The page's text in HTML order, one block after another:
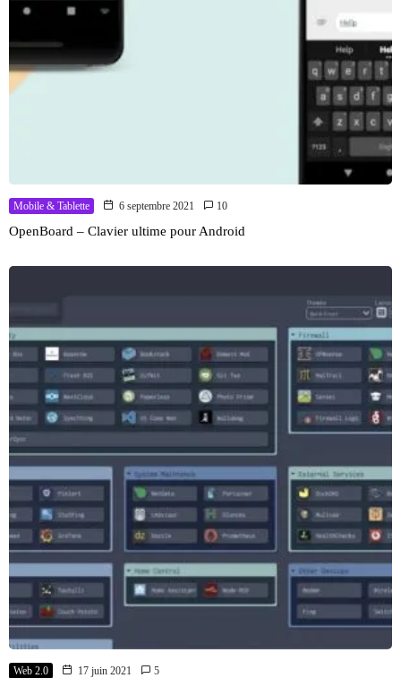
Mobile & Tablette 6 septembre 2021 10
OpenBoard – Clavier ultime pour Android
Web 2.0 17 juin 2021 5